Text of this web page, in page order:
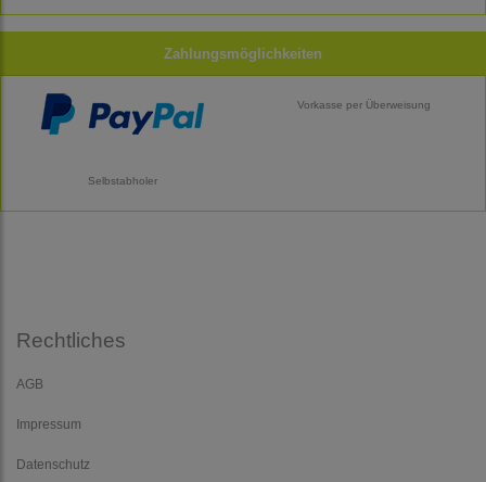
Zahlungsmöglichkeiten
Vorkasse per Überweisung
Selbstabholer
Rechtliches
AGB
Impressum
Datenschutz